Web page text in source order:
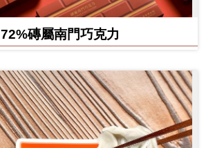
72%磚屬南門巧克力